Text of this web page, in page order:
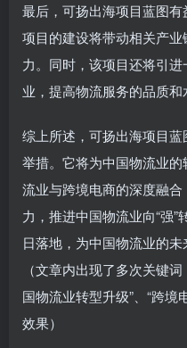
最后，可扬出海项目蓝图
项目的建设将带动相关产
力。同时，该项目还将引
业，提高物流服务的品质和
综上所述，可扬出海项目
举措。它将为中国物流业
流业与跨境电商的深度融
力，推进中国物流业向“强
日落地，为中国物流业的未
（文章内出现了多次关键
国物流业转型升级”、“跨
效果）